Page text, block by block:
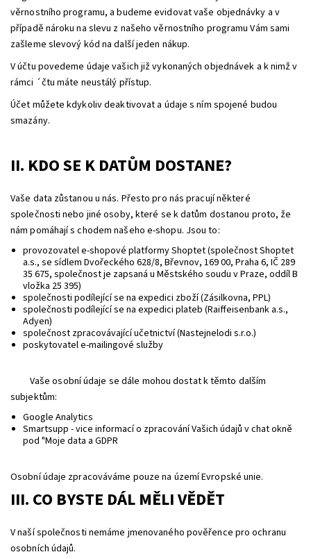
věrnostního programu, a budeme evidovat vaše objednávky a v
případě nároku na slevu z našeho věrnostního programu Vám sami
zašleme slevový kód na další jeden nákup.
V účtu povedeme údaje vašich již vykonaných objednávek a k nimž v
rámci ´čtu máte neustálý přístup.
Účet můžete kdykoliv deaktivovat a údaje s ním spojené budou
smazány.
II. KDO SE K DATŮM DOSTANE?
Vaše data zůstanou u nás. Přesto pro nás pracují některé
společnosti nebo jiné osoby, které se k datům dostanou proto, že
nám pomáhají s chodem našeho e-shopu. Jsou to:
provozovatel e-shopové platformy Shoptet (společnost Shoptet
a.s., se sídlem Dvořeckého 628/8, Břevnov, 169 00, Praha 6, IČ 289
35 675, společnost je zapsaná u Městského soudu v Praze, oddíl B
vložka 25 395)
společnosti podílející se na expedici zboží (Zásilkovna, PPL)
společnosti podílející se na expedici plateb (Raiffeisenbank a.s.,
Adyen)
společnost zpracovávající učetnictví (Nastejnelodi s.r.o.)
poskytovatel e-mailingové služby
Vaše osobní údaje se dále mohou dostat k těmto dalším
subjektům:
Google Analytics
Smartsupp - vice informací o zpracování Vašich údajů v chat okně
pod "Moje data a GDPR
Osobní údaje zpracováváme pouze na území Evropské unie.
III. CO BYSTE DÁL MĚLI VĚDĚT
V naší společnosti nemáme jmenovaného pověřence pro ochranu
osobních údajů.